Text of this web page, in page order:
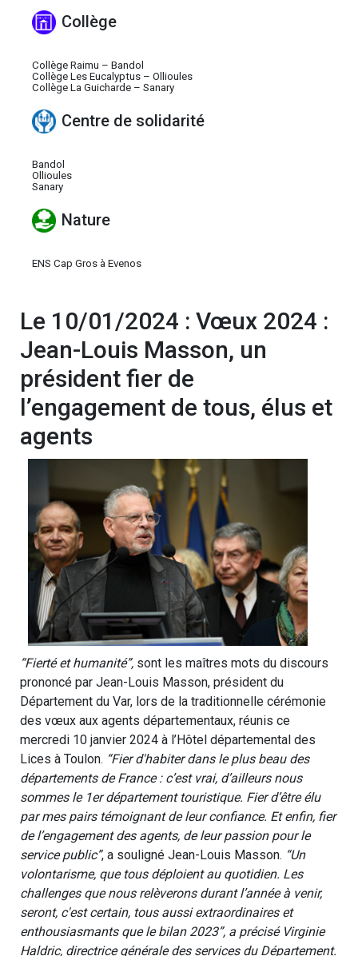
Collège
Collège Raimu – Bandol
Collège Les Eucalyptus – Ollioules
Collège La Guicharde – Sanary
Centre de solidarité
Bandol
Ollioules
Sanary
Nature
ENS Cap Gros à Evenos
Le 10/01/2024 : Vœux 2024 :
Jean-Louis Masson, un
président fier de
l’engagement de tous, élus et
agents
“Fierté et humanité”, sont les maîtres mots du discours
prononcé par Jean-Louis Masson, président du
Département du Var, lors de la traditionnelle cérémonie
des vœux aux agents départementaux, réunis ce
mercredi 10 janvier 2024 à l’Hôtel départemental des
Lices à Toulon. “Fier d'habiter dans le plus beau des
départements de France : c’est vrai, d’ailleurs nous
sommes le 1er département touristique. Fier d’être élu
par mes pairs témoignant de leur confiance. Et enfin, fier
de l’engagement des agents, de leur passion pour le
service public”, a souligné Jean-Louis Masson. “Un
volontarisme, que tous déploient au quotidien. Les
challenges que nous relèverons durant l’année à venir,
seront, c'est certain, tous aussi extraordinaires et
enthousiasmants que le bilan 2023”, a précisé Virginie
Haldric, directrice générale des services du Département.